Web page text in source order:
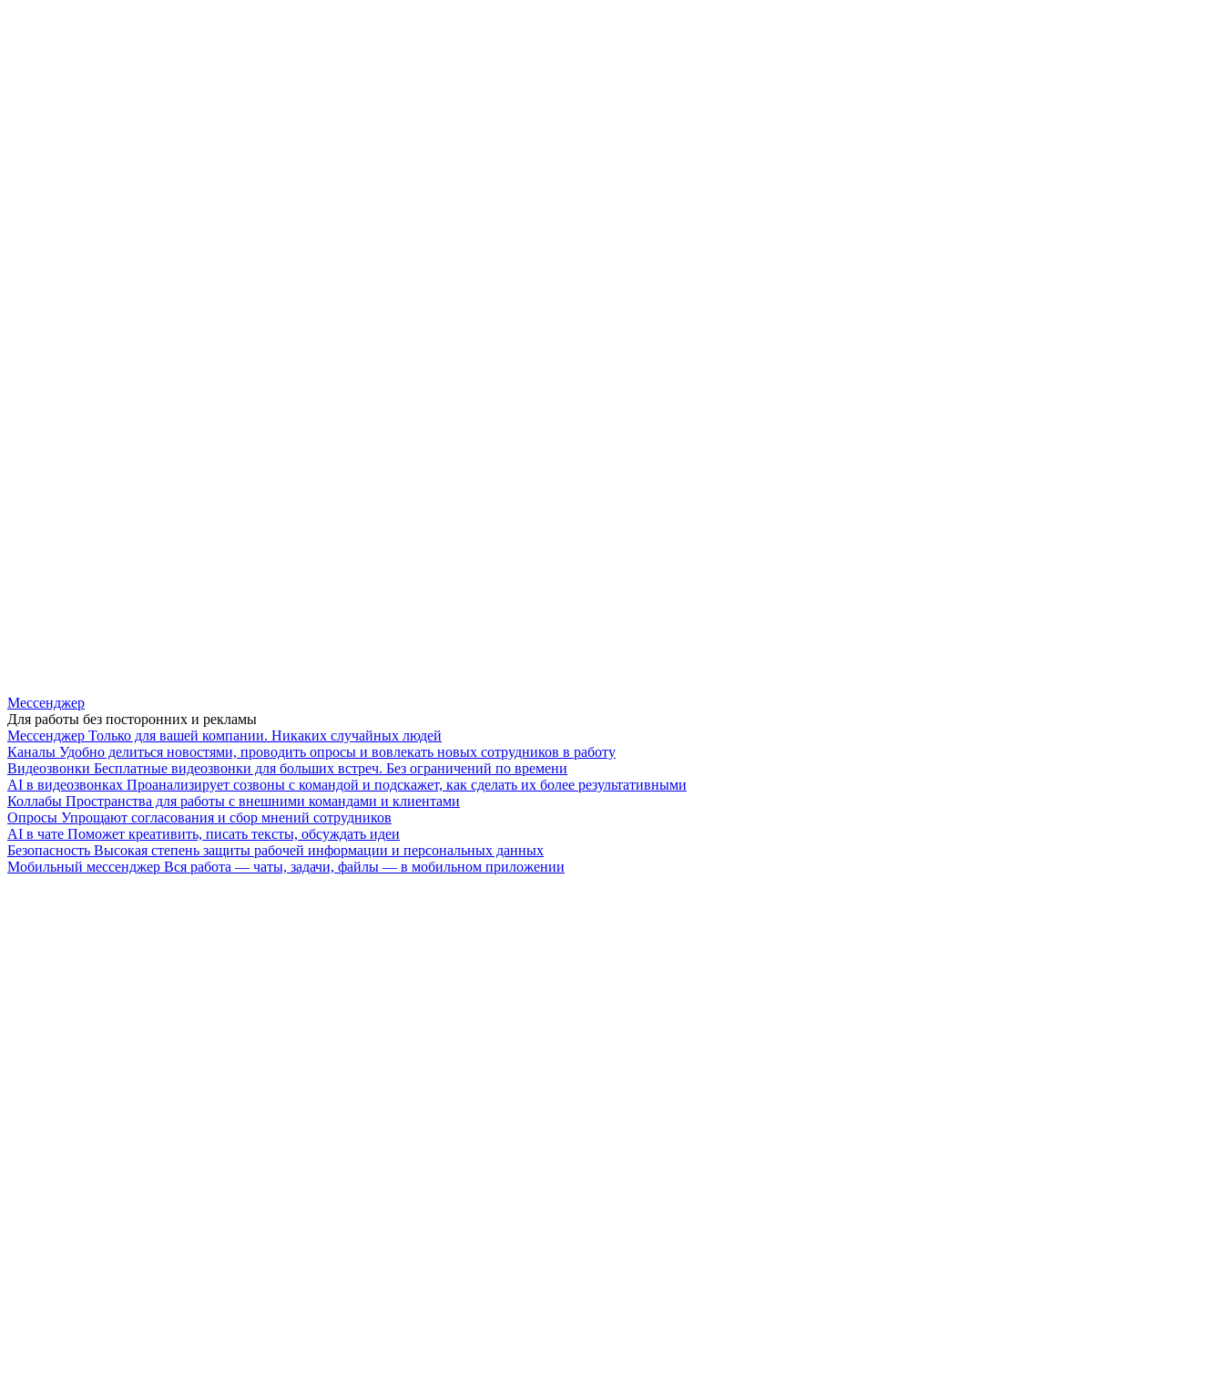
Мессенджер
Для работы без посторонних и рекламы
Мессенджер Только для вашей компании. Никаких случайных людей
Каналы Удобно делиться новостями, проводить опросы и вовлекать новых сотрудников в работу
Видеозвонки Бесплатные видеозвонки для больших встреч. Без ограничений по времени
AI в видеозвонках Проанализирует созвоны с командой и подскажет, как сделать их более результативными
Коллабы Пространства для работы с внешними командами и клиентами
Опросы Упрощают согласования и сбор мнений сотрудников
AI в чате Поможет креативить, писать тексты, обсуждать идеи
Безопасность Высокая степень защиты рабочей информации и персональных данных
Мобильный мессенджер Вся работа — чаты, задачи, файлы — в мобильном приложении